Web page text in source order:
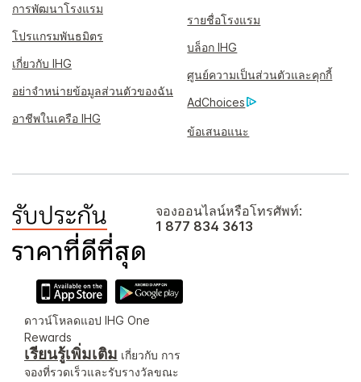
การพัฒนาโรงแรม
รายชื่อโรงแรม
โปรแกรมพันธมิตร
บล็อก IHG
เกี่ยวกับ IHG
ศูนย์ความเป็นส่วนตัวและคุกกี้
อย่าจำหน่ายข้อมูลส่วนตัวของฉัน
AdChoices
อาชีพในเครือ IHG
ข้อเสนอแนะ
จองออนไลน์หรือโทรศัพท์:
1 877 834 3613
ดาวน์โหลดแอป IHG One
Rewards
เรียนรู้เพิ่มเติม เกี่ยวกับ การ
จองที่รวดเร็วและรับรางวัลขณะ